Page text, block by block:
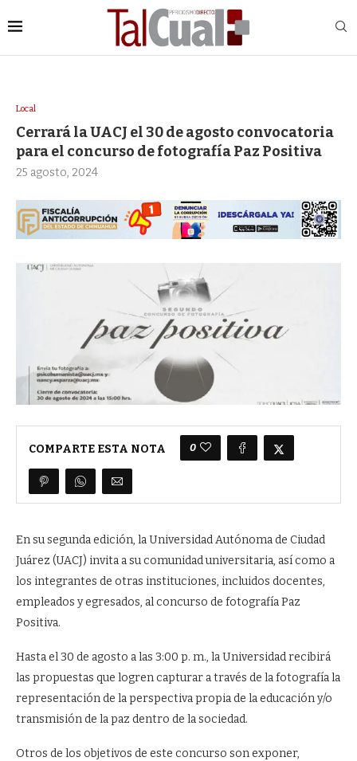
Local
Cerrará la UACJ el 30 de agosto convocatoria
para el concurso de fotografía Paz Positiva
25 agosto, 2024
COMPARTE ESTA NOTA 0
En su segunda edición, la Universidad Autónoma de Ciudad
Juárez (UACJ) invita a su comunidad universitaria, así como a
los integrantes de otras instituciones, incluidos docentes,
empleados y egresados, al concurso de fotografía Paz
Positiva.
Hasta el 30 de agosto a las 3:00 p. m., la Universidad recibirá
las propuestas que logren capturar a través de la fotografía la
representación de la perspectiva propia de la educación y/o
transmisión de la paz dentro de la sociedad.
Otros de los objetivos de este concurso son exponer,